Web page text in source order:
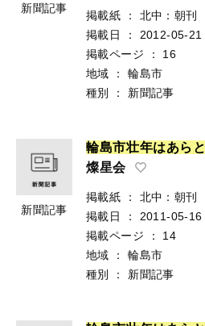
新聞記事
掲載紙 ：
北中：朝刊
掲載日
：
2012-05-21
掲載ページ
：
16
地域
：
輪島市
種別
： 新聞記事
新聞記事
輪島市壮年はあら と
燦星会
掲載紙 ：
北中：朝刊
掲載日
：
2011-05-16
掲載ページ
：
14
地域
：
輪島市
種別
： 新聞記事